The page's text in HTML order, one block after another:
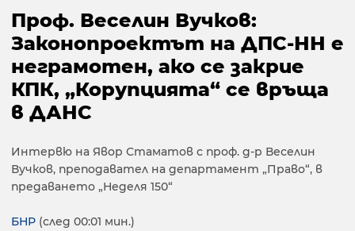
Проф. Веселин Вучков:
Законопроектът на ДПС-НН е
неграмотен, ако се закрие
КПК, „Корупцията“ се връща
в ДАНС
Интервю на Явор Стаматов с проф. д-р Веселин
Вучков, преподавател на департамент „Право“, в
предаването „Неделя 150“
БНР (след 00:01 мин.)